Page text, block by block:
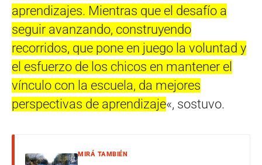
aprendizajes. Mientras que el desafío a
seguir avanzando, construyendo
recorridos, que pone en juego la voluntad y
el esfuerzo de los chicos en mantener el
vínculo con la escuela, da mejores
perspectivas de aprendizaje«, sostuvo.
MIRÁ TAMBIÉN